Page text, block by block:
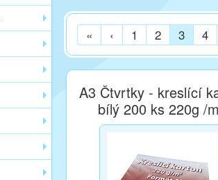
« ‹ 1 2 3 4
A3 Čtvrtky - kreslící
bílý 200 ks 220g /